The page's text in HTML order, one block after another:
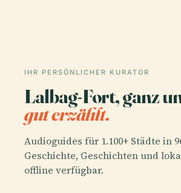
IHR PERSÖNLICHER KURATOR
Lalbag-Fort, ganz
gut erzählt.
Audioguides für 1.100+ Städte in
Geschichte, Geschichten und
offline verfügbar.